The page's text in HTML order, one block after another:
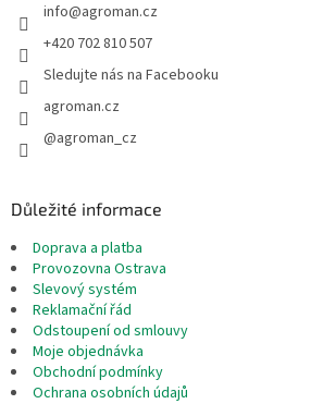
info@agroman.cz
+420 702 810 507
Sledujte nás na Facebooku
agroman.cz
@agroman_cz
Důležité informace
Doprava a platba
Provozovna Ostrava
Slevový systém
Reklamační řád
Odstoupení od smlouvy
Moje objednávka
Obchodní podmínky
Ochrana osobních údajů